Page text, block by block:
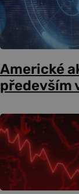
Americké
především